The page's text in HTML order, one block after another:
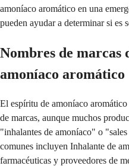
amoníaco aromático en una
pueden ayudar a determinar si es
Nombres de marcas
amoníaco aromático
El espíritu de amoníaco
de marcas, aunque muchos
"inhalantes de amoníaco" o
comunes incluyen Inhalante de
farmacéuticas y proveedores de